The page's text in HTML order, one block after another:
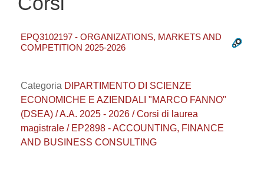
EPQ3102197 - ORGANIZATIONS, MARKETS AND
COMPETITION 2025-2026
Categoria DIPARTIMENTO DI SCIENZE
ECONOMICHE E AZIENDALI "MARCO FANNO"
(DSEA) / A.A. 2025 - 2026 / Corsi di laurea
magistrale / EP2898 - ACCOUNTING, FINANCE
AND BUSINESS CONSULTING